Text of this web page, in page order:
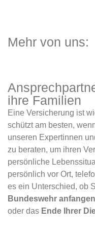
Mehr von uns:
ihre Familien
Eine Versicherung ist
schützt am besten,
unseren Expertinnen
zu beraten, um ihren
persönliche
persönlich vor Ort,
es ein Unterschied, ob
Bundeswehr anfangen
oder das Ende Ihrer